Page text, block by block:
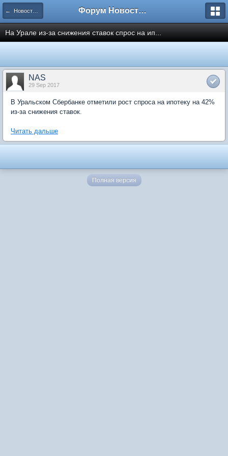
← Новости рынка недвижимости Форум Новостройки
На Урале из-за снижения ставок спрос на ип...
NAS
29 Sep 2017
В Уральском Сбербанке отметили рост спроса на ипотеку на 42%
из-за снижения ставок.
Читать дальше
Полная версия